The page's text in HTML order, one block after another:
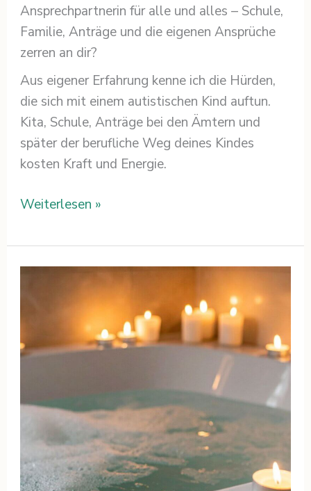
Ansprechpartnerin für alle und alles – Schule,
Familie, Anträge und die eigenen Ansprüche
zerren an dir?
Aus eigener Erfahrung kenne ich die Hürden,
die sich mit einem autistischen Kind auftun.
Kita, Schule, Anträge bei den Ämtern und
später der berufliche Weg deines Kindes
kosten Kraft und Energie.
Weiterlesen »
Schaumbad
für
dich